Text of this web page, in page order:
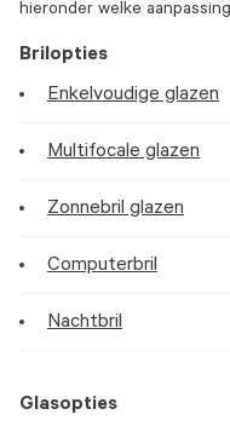
hieronder welke
Brilopties
Enkelvoudige glazen
Multifocale glazen
Zonnebril glazen
Computerbril
Nachtbril
Glasopties